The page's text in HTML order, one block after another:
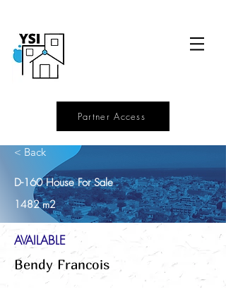
Partner Access
< Back
D-160 House For Sale
1482 m2
AVAILABLE
Bendy Francois